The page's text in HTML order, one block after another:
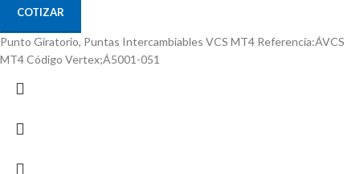
COTIZAR
Punto Giratorio, Puntas Intercambiables VCS MT4 Referencia:ÁVCS
MT4 Código Vertex;Á5001-051